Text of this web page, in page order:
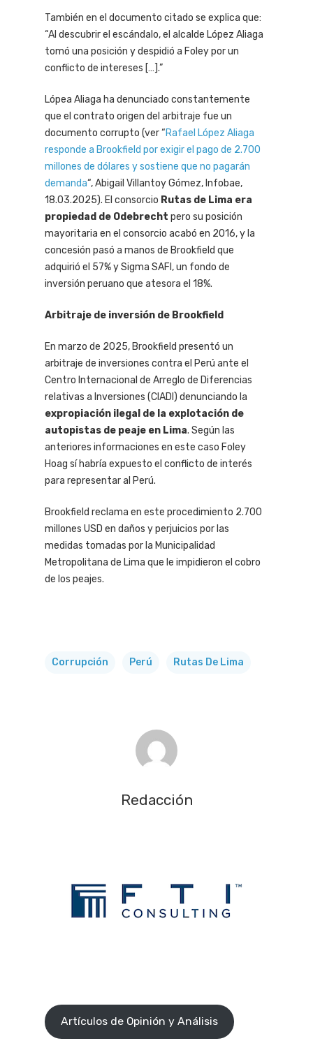
También en el documento citado se explica que:
“Al descubrir el escándalo, el alcalde López Aliaga
tomó una posición y despidió a Foley por un
conflicto de intereses […].”
Lópea Aliaga ha denunciado constantemente
que el contrato origen del arbitraje fue un
documento corrupto (ver “Rafael López Aliaga
responde a Brookfield por exigir el pago de 2.700
millones de dólares y sostiene que no pagarán
demanda“, Abigail Villantoy Gómez, Infobae,
18.03.2025). El consorcio Rutas de Lima era
propiedad de Odebrecht pero su posición
mayoritaria en el consorcio acabó en 2016, y la
concesión pasó a manos de Brookfield que
adquirió el 57% y Sigma SAFI, un fondo de
inversión peruano que atesora el 18%.
Arbitraje de inversión de Brookfield
En marzo de 2025, Brookfield presentó un
arbitraje de inversiones contra el Perú ante el
Centro Internacional de Arreglo de Diferencias
relativas a Inversiones (CIADI) denunciando la
expropiación ilegal de la explotación de
autopistas de peaje en Lima. Según las
anteriores informaciones en este caso Foley
Hoag sí habría expuesto el conflicto de interés
para representar al Perú.
Brookfield reclama en este procedimiento 2.700
millones USD en daños y perjuicios por las
medidas tomadas por la Municipalidad
Metropolitana de Lima que le impidieron el cobro
de los peajes.
Corrupción Perú Rutas De Lima
Redacción
Artículos de Opinión y Análisis